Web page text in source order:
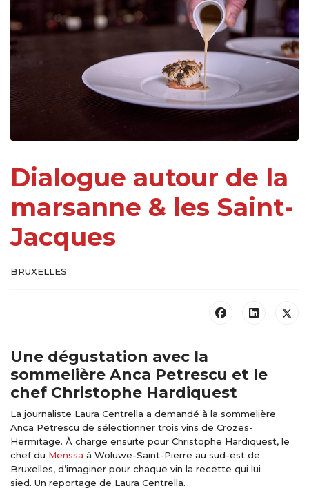
Dialogue autour de la
marsanne & les Saint-
Jacques
BRUXELLES
Une dégustation avec la
sommelière Anca Petrescu et le
chef Christophe Hardiquest
La journaliste Laura Centrella a demandé à la sommelière
Anca Petrescu de sélectionner trois vins de Crozes-
Hermitage. À charge ensuite pour Christophe Hardiquest, le
chef du Menssa à Woluwe-Saint-Pierre au sud-est de
Bruxelles, d’imaginer pour chaque vin la recette qui lui
sied. Un reportage de Laura Centrella.